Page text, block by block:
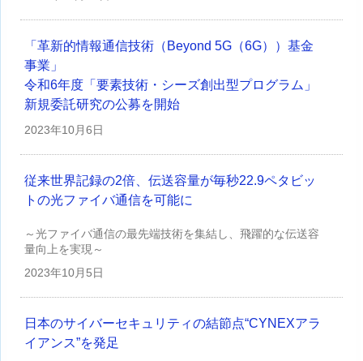
「革新的情報通信技術（Beyond 5G（6G））基金
事業」
令和6年度「要素技術・シーズ創出型プログラム」
新規委託研究の公募を開始
2023年10月6日
従来世界記録の2倍、伝送容量が毎秒22.9ペタビッ
トの光ファイバ通信を可能に
～光ファイバ通信の最先端技術を集結し、飛躍的な伝送容
量向上を実現～
2023年10月5日
日本のサイバーセキュリティの結節点“CYNEXアラ
イアンス”を発足